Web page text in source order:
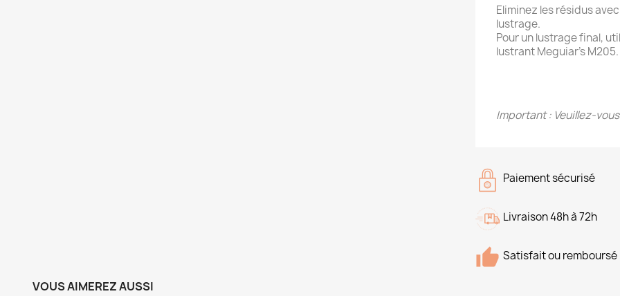
Eliminez les résidus
lustrage.
Pour un lustrage final,
lustrant Meguiar’s M205.
Important : Veuillez-
Paiement sécurisé
Livraison 48h à 72h
Satisfait ou remboursé
VOUS AIMEREZ AUSSI